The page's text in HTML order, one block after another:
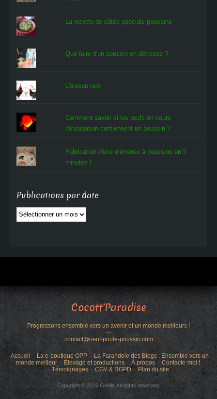
La recette de pâtée spéciale poussins
Que faire d'un poussin en détresse ?
L'oiseau rare
Comment savoir si les œufs en cours
d'incubation contiennent un poussin ?
Fabrication d'une éleveuse à poussins en 5
minutes !
Publications par date
Publications
par
Cocott'Paradise
Progressons ensemble vers un avenir et un monde meilleurs !
---
contact@oeuf-poule-poussin.com
Accueil La e-boutique OPP
La Farandole des Blogs : Ensemble vers un
monde meilleur
Élevage et productions À propos
Contacte-moi !
Témoignages
CGV & RGPD Plan du site
Copyright © 2026 Gaëlle.All rights reserved.